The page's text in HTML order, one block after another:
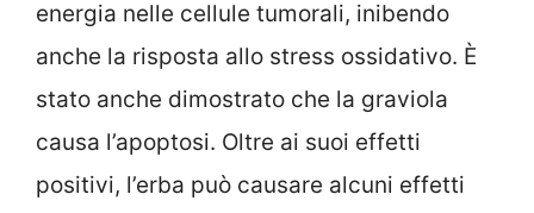
energia nelle cellule tumorali, inibendo
anche la risposta allo stress ossidativo. È
stato anche dimostrato che la graviola
causa l’apoptosi. Oltre ai suoi effetti
positivi, l’erba può causare alcuni effetti